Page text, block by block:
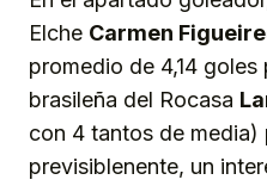
Elche Carmen
promedio de 4,14
brasileña del Rocasa
con 4 tantos de media)
previsiblenente, un